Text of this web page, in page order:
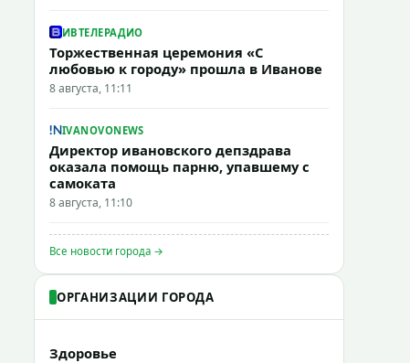
ИВТЕЛЕРАДИО
Торжественная церемония «С
любовью к городу» прошла в Иванове
8 августа, 11:11
IVANOVONEWS
Директор ивановского депздрава
оказала помощь парню, упавшему с
самоката
8 августа, 11:10
Все новости города →
ОРГАНИЗАЦИИ ГОРОДА
Здоровье